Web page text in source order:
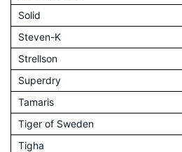
Solid
Steven-K
Strellson
Superdry
Tamaris
Tiger of Sweden
Tigha